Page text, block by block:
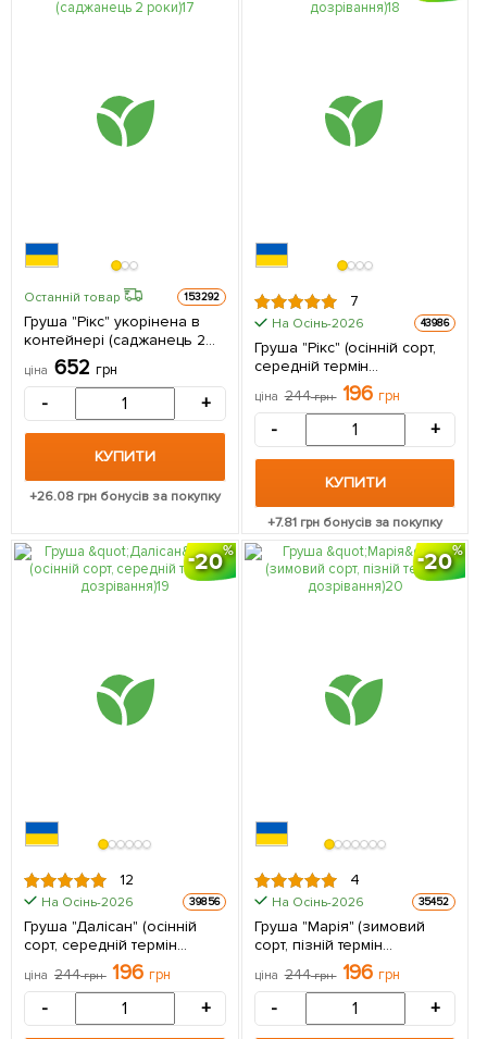
Останній товар 153292
Груша "Рікс" укорінена в
контейнері (саджанець 2
роки) 1 саджанець в
упаковці
ціна 652 грн
- +
КУПИТИ
+26.08грн бонусів за покупку
7
На Осінь-2026 43986
Груша "Рікс" (осінній сорт,
середній термін
дозрівання) 1 саджанець в
упаковці
ціна 244грн 196 грн
- +
КУПИТИ
+7.81грн бонусів за покупку
20
12
На Осінь-2026 39856
Груша "Далісан" (осінній
сорт, середній термін
дозрівання) 1 саджанець в
упаковці
ціна 244грн 196 грн
- +
20
4
На Осінь-2026 35452
Груша "Марія" (зимовий
сорт, пізній термін
дозрівання) 1 саджанець в
упаковці
ціна 244грн 196 грн
- +